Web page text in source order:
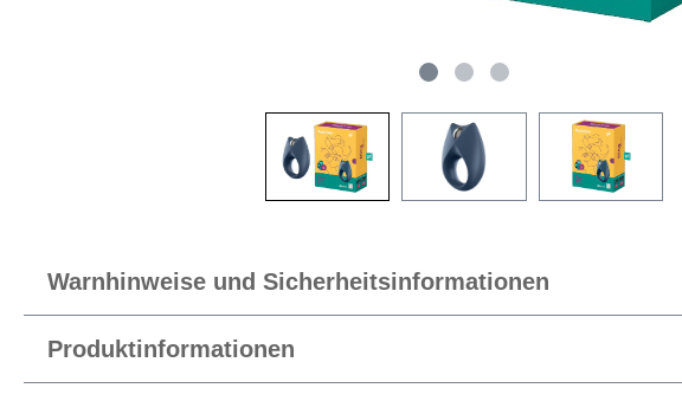
Warnhinweise und Sicherheitsinformationen
Produktinformationen